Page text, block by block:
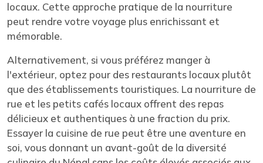
locaux. Cette approche pratique de la nourriture
peut rendre votre voyage plus enrichissant et
mémorable.
Alternativement, si vous préférez manger à
l'extérieur, optez pour des restaurants locaux plutôt
que des établissements touristiques. La nourriture de
rue et les petits cafés locaux offrent des repas
délicieux et authentiques à une fraction du prix.
Essayer la cuisine de rue peut être une aventure en
soi, vous donnant un avant-goût de la diversité